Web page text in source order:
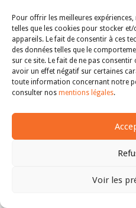
Pour offrir les meilleures
telles que les cookies pour stocker
appareils. Le fait de consentir à ces
des données telles que le
sur ce site. Le fait de ne pas
avoir un effet négatif sur certaines
toute information concernant notre
consulter nos mentions légales.
Voir les
Copyright © 2011-2026Revue
| Tous droits